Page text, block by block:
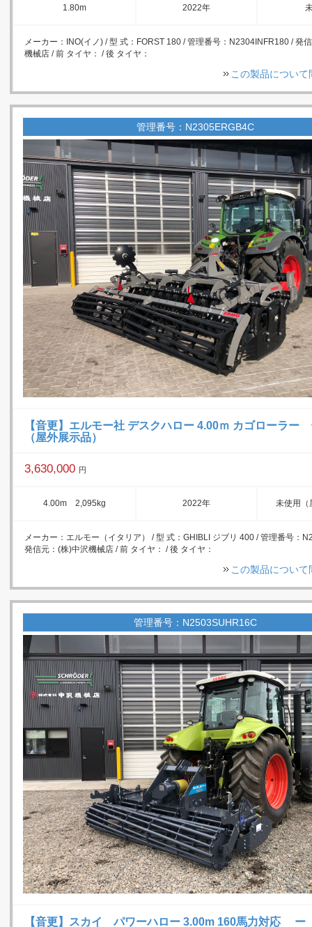
1.80m 2022年
メーカー：INO(イノ) / 型 式：FORST 180 / 管理番号：N2304INFR180 / 発
機械店 / 前 タイヤ： / 後 タイヤ：
この製品につい
管理番号：N2305ERGB4C
【音更】エルモー社 デスクハロー 4.00ｍ カゴローラ
（屋外展示品）
3,630,000 円
4.00m 2,095kg 2022年 未使用（
メーカー：エルモー（イタリア） / 型 式：GHIBLI ジブリ 400 / 管理番号：
発信元：(株)中沢機械店 / 前 タイヤ： / 後 タイヤ：
この製品について
管理番号：N2503SUHR16C
【音更】スカイ パワーハロー 3.00m 160馬力対応